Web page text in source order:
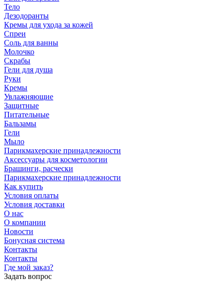
Тело
Дезодоранты
Кремы для ухода за кожей
Спреи
Соль для ванны
Молочко
Скрабы
Гели для душа
Руки
Кремы
Увлажняющие
Защитные
Питательные
Бальзамы
Гели
Мыло
Парикмахерские принадлежности
Аксессуары для косметологии
Брашинги, расчески
Парикмахерские принадлежности
Как купить
Условия оплаты
Условия доставки
О нас
О компании
Новости
Бонусная система
Контакты
Контакты
Где мой заказ?
Задать вопрос